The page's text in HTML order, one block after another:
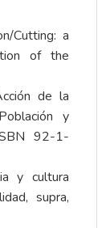
Cutting: a
of the
de la
y
92-1-
y cultura
supra,